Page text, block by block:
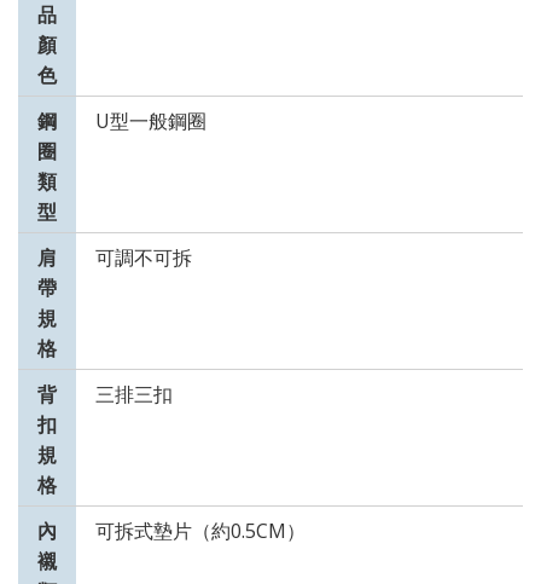
品
顏
色
鋼
圈
類
型
U型一般鋼圈
肩
帶
規
格
可調不可拆
背
扣
規
格
三排三扣
內
襯
可拆式墊片（約0.5CM）